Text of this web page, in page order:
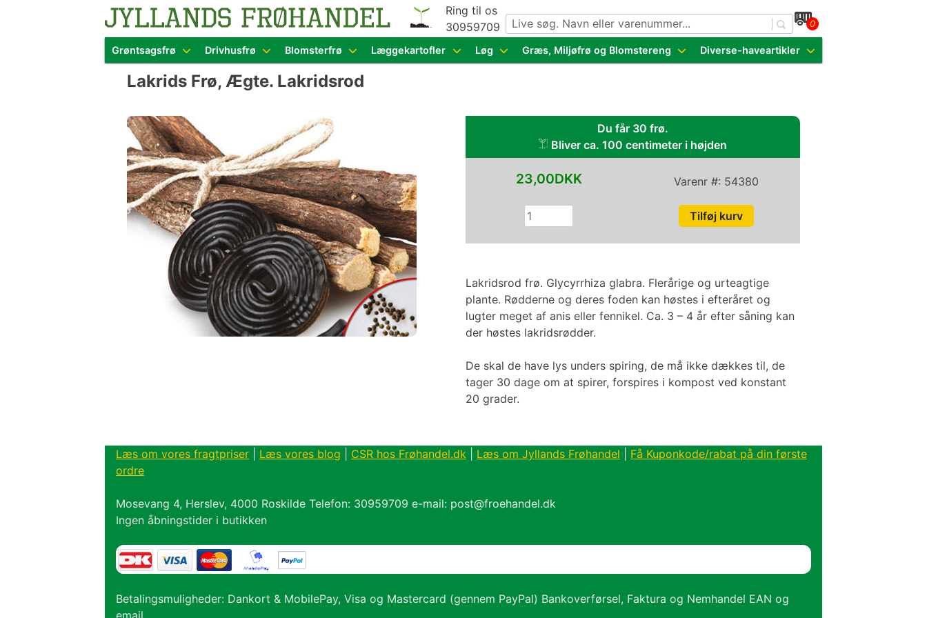
Blomster- og grøntsagsfrø fra hele Europa – få adgang til 1.229 spændende sorter
Ring til os
30959709
0
Grøntsagsfrø Drivhusfrø Blomsterfrø Læggekartofler Løg Græs, Miljøfrø og Blomstereng Diverse-haveartikler
Lakrids Frø, Ægte. Lakridsrod
Lakridsrod frø. Glycyrrhiza glabra. Flerårige og urteagtige
plante. Rødderne og deres foden kan høstes i efteråret og
lugter meget af anis eller fennikel. Ca. 3 – 4 år efter såning kan
der høstes lakridsrødder.
De skal de have lys unders spiring, de må ikke dækkes til, de
tager 30 dage om at spirer, forspires i kompost ved konstant
20 grader.
Varenr #: 54380
23,00DKK
Du får 30 frø.
Bliver ca. 100 centimeter i højden
Læs om vores fragtpriser Læs vores blog CSR hos Frøhandel.dk Læs om Jyllands Frøhandel
Få Kuponkode/rabat på din første
ordre
Mosevang 4, Herslev, 4000 Roskilde Telefon: 30959709 e-mail: post@froehandel.dk
Ingen åbningstider i butikken
Betalingsmuligheder: Dankort & MobilePay, Visa og Mastercard (gennem PayPal) Bankoverførsel, Faktura og Nemhandel EAN og
email.